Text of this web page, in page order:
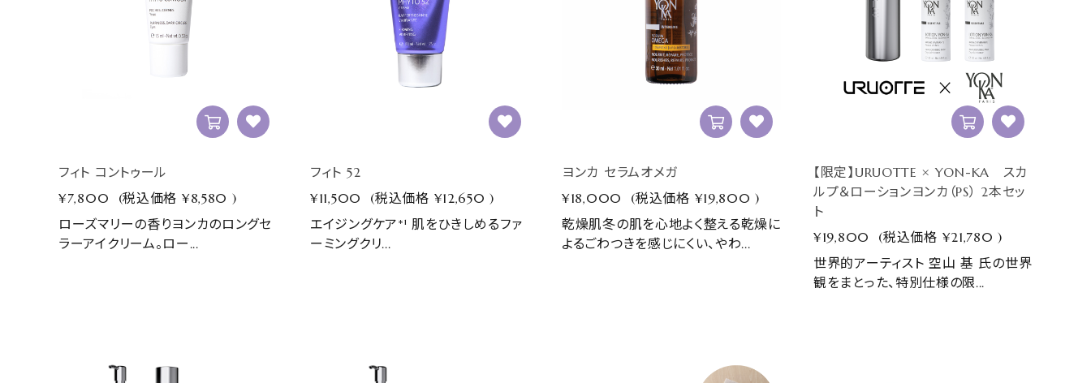
フィト コントゥール
¥7,800
(税込価格 ¥8,580 )
ローズマリーの香りヨンカのロングセ
ラーアイクリーム。ロー...
フィト 52
¥11,500
(税込価格 ¥12,650 )
エイジングケア*¹ 肌をひきしめるファ
ーミングクリ...
ヨンカ セラムオメガ
¥18,000
(税込価格 ¥19,800 )
乾燥肌冬の肌を心地よく整える乾燥に
よるごわつきを感じにくい、やわ...
【限定】URUOTTE × YON-KA スカ
ルプ＆ローションヨンカ（PS） 2本セッ
ト
¥19,800
(税込価格 ¥21,780 )
世界的アーティスト 空山 基 氏の世界
観をまとった、特別仕様の限...